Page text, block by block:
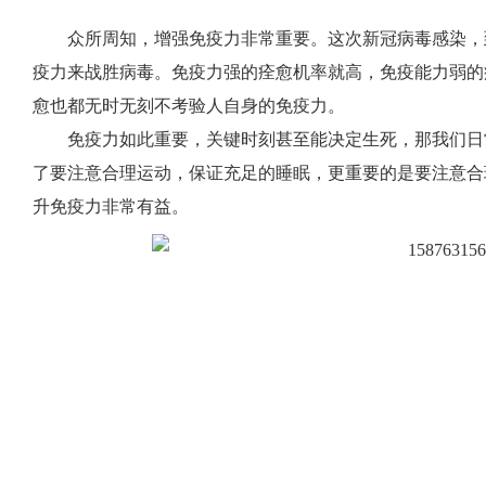
众所周知，增强免疫力非常重要。这次新冠病毒感染
疫力来战胜病毒。免疫力强的痊愈机率就高，免疫能力弱
愈也都无时无刻不考验人自身的免疫力。
免疫力如此重要，关键时刻甚至能决定生死，那我们
了要注意合理运动，保证充足的睡眠，更重要的是要注意
升免疫力非常有益。